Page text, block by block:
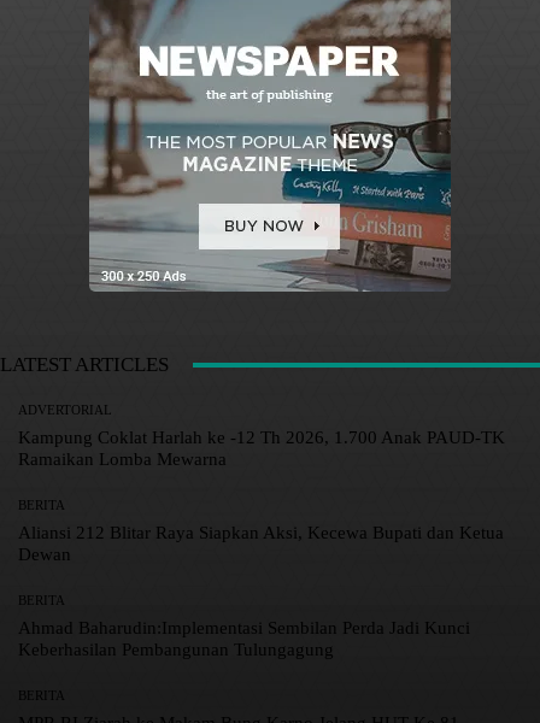
LATEST ARTICLES
ADVERTORIAL
Kampung Coklat Harlah ke -12 Th 2026, 1.700 Anak PAUD-TK
Ramaikan Lomba Mewarna
BERITA
Aliansi 212 Blitar Raya Siapkan Aksi, Kecewa Bupati dan Ketua
Dewan
BERITA
Ahmad Baharudin:Implementasi Sembilan Perda Jadi Kunci
Keberhasilan Pembangunan Tulungagung
BERITA